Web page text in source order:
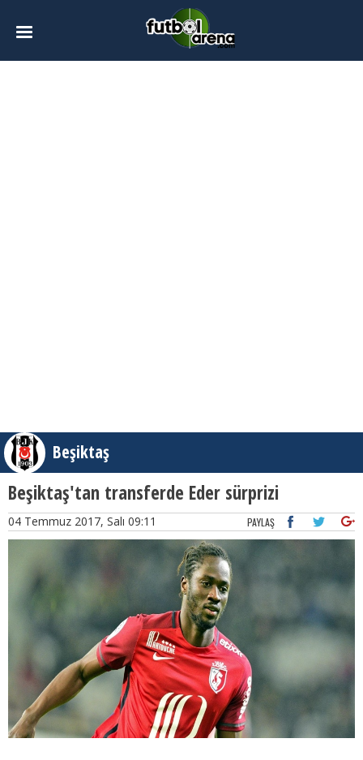
Beşiktaş
Beşiktaş'tan transferde Eder sürprizi
04 Temmuz 2017, Salı 09:11 PAYLAŞ